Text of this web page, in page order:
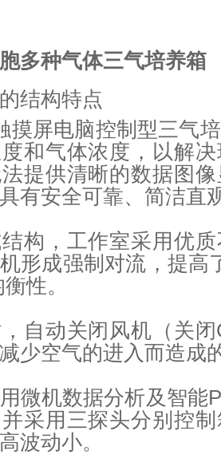
多种气体三气培养箱
结构特点
摸屏电脑控制型三气
和气体浓度，以解
提供清晰的数据图
有安全可靠、简洁直
构，工作室采用优
形成强制对流，提高
性。
自动关闭风机（关
少空气的进入而造成
微机数据分析及智能
采用三探头分别控
波动小。